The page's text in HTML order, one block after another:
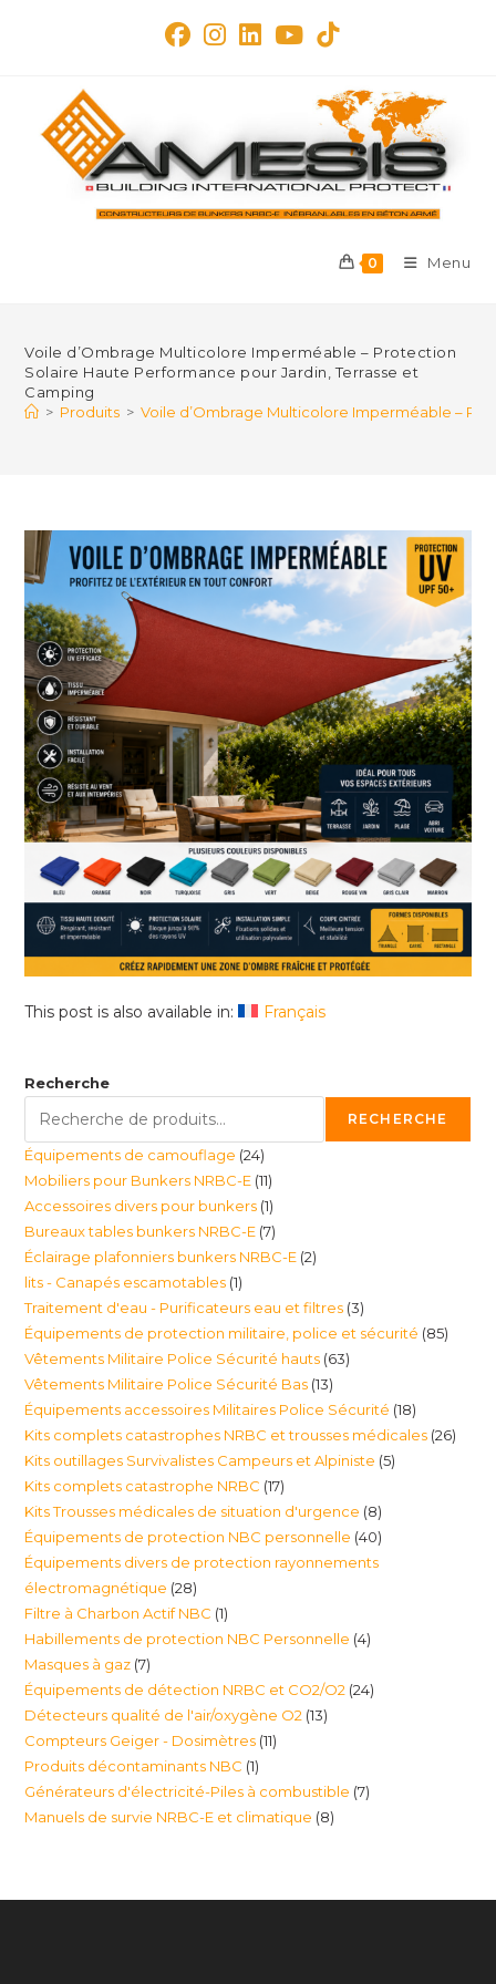
0 Menu
Voile d’Ombrage Multicolore Imperméable – Protection
Solaire Haute Performance pour Jardin, Terrasse et
Camping
> Produits > Voile d’Ombrage Multicolore Imperméable –
This post is also available in: Français
Recherche
RECHERCHE
Équipements de camouflage 2424
produits
Mobiliers pour Bunkers NRBC-E 1111
produits
Accessoires divers pour bunkers 11
produit
Bureaux tables bunkers NRBC-E 77
produits
Éclairage plafonniers bunkers NRBC-E 22
lits - Canapés escamotables 11
produit
Traitement d'eau - Purificateurs eau et filtres 33
produits
Équipements de protection militaire, police et sécurité 8585
Vêtements Militaire Police Sécurité hauts 6363
Vêtements Militaire Police Sécurité Bas 1313
produits
Équipements accessoires Militaires Police Sécurité 1818
produits
Kits complets catastrophes NRBC et trousses médicales 2626
Kits outillages Survivalistes Campeurs et Alpiniste 55
Kits complets catastrophe NRBC 1717
produits
Kits Trousses médicales de situation d'urgence 88
produits
Équipements de protection NBC personnelle 4040
produits
Équipements divers de protection rayonnements
électromagnétique 2828
produits
Filtre à Charbon Actif NBC 11
produit
Habillements de protection NBC Personnelle 44
Masques à gaz 77
produits
Équipements de détection NRBC et CO2/O2 2424
Détecteurs qualité de l'air/oxygène O2 1313
Compteurs Geiger - Dosimètres 1111
Produits décontaminants NBC 11
produit
Générateurs d'électricité-Piles à combustible 77
Manuels de survie NRBC-E et climatique 88